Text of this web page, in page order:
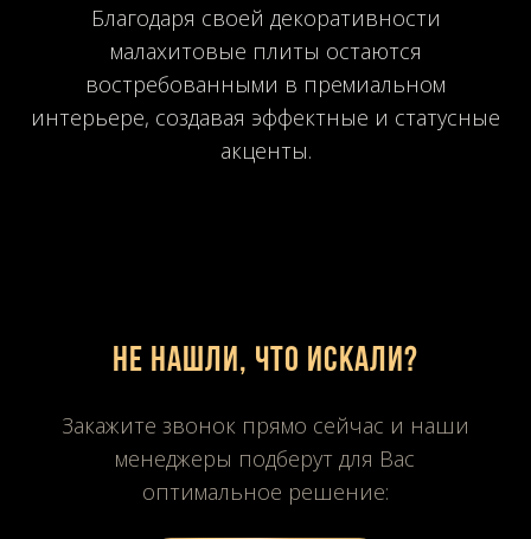
Благодаря своей декоративности
малахитовые плиты остаются
востребованными в премиальном
интерьере, создавая эффектные и статусные
акценты.
Не нашли, что искали?
Закажите звонок прямо сейчас и наши
менеджеры подберут для Вас
оптимальное решение: